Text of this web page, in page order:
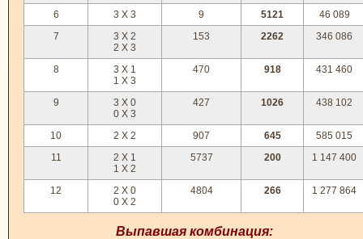
6 3 X 3 9 5121
46 089
7
3 X 2
2 X 3
153 2262 346 086
8
3 X 1
1 X 3
470 918 431 460
9
3 X 0
0 X 3
427 1026 438 102
10 2 X 2 907 645
585 015
11
2 X 1
1 X 2
5737 200 1 147 400
12
2 X 0
0 X 2
4804 266 1 277 864
Выпавшая комбинация: